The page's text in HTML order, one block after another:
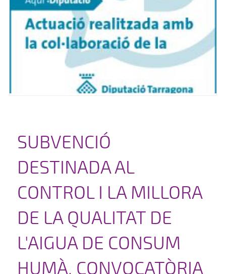
SUBVENCIÓ
DESTINADA AL
CONTROL I LA MILLORA
DE LA QUALITAT DE
L'AIGUA DE CONSUM
HUMÀ, CONVOCATÒRIA